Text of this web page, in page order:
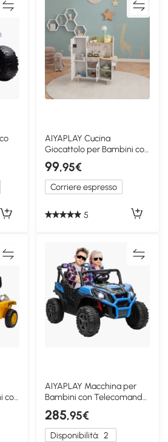
AIYAPLAY Cucina
Giocattolo per Bambini con
Ripiani e Cassetti
99,95€
Corriere espresso
5
con
AIYAPLAY Macchina per
Bambini con Telecomando
e 3 Velocità Blu
285,95€
Disponibilità: 2